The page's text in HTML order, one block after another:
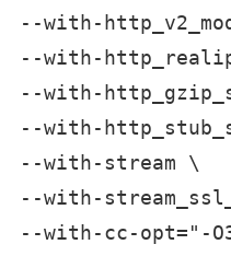
--with-
--with-
--with-
--with-
--with-stream \
--with-
--with-cc-opt="-